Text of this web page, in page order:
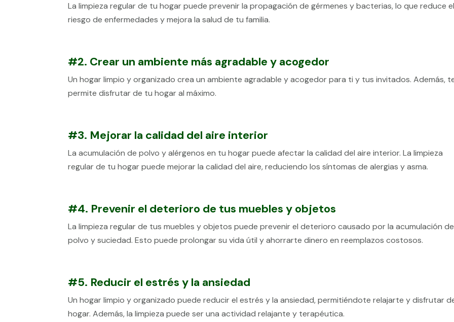
La limpieza regular de tu hogar puede prevenir la propagación de gérmenes y bacterias, lo que reduce
riesgo de enfermedades y mejora la salud de tu familia.
#2. Crear un ambiente más agradable y acogedor
Un hogar limpio y organizado crea un ambiente agradable y acogedor para ti y tus invitados. Además,
permite disfrutar de tu hogar al máximo.
#3. Mejorar la calidad del aire interior
La acumulación de polvo y alérgenos en tu hogar puede afectar la calidad del aire interior. La limpieza
regular de tu hogar puede mejorar la calidad del aire, reduciendo los síntomas de alergias y asma.
#4. Prevenir el deterioro de tus muebles y objetos
La limpieza regular de tus muebles y objetos puede prevenir el deterioro causado por la acumulación de
polvo y suciedad. Esto puede prolongar su vida útil y ahorrarte dinero en reemplazos costosos.
#5. Reducir el estrés y la ansiedad
Un hogar limpio y organizado puede reducir el estrés y la ansiedad, permitiéndote relajarte y disfrutar
hogar. Además, la limpieza puede ser una actividad relajante y terapéutica.